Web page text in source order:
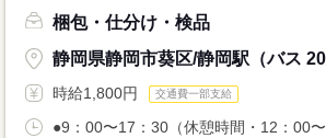
梱包・仕分け・検品
静岡県静岡市葵区/静岡駅（バス 20
時給1,800円 交通費一部支給
●9：00〜17：30（休憩時間・12：00